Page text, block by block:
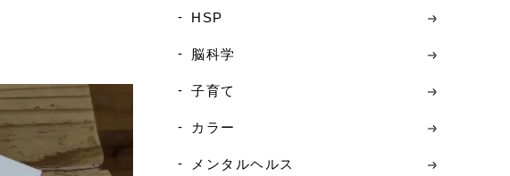
HSP
脳科学
子育て
カラー
メンタルヘルス